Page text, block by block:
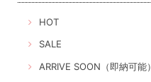
HOT
SALE
ARRIVE SOON（即納可能）